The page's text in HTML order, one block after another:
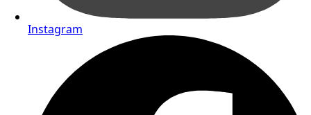
Instagram